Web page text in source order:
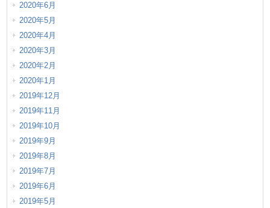
2020年6月
2020年5月
2020年4月
2020年3月
2020年2月
2020年1月
2019年12月
2019年11月
2019年10月
2019年9月
2019年8月
2019年7月
2019年6月
2019年5月